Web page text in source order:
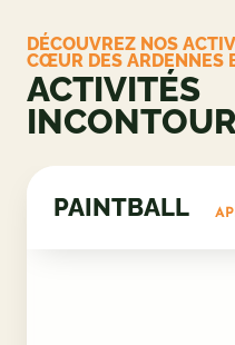
DÉCOUVREZ NOS
CŒUR DES ARDENNES
ACTIVITÉS
PAINTBALL